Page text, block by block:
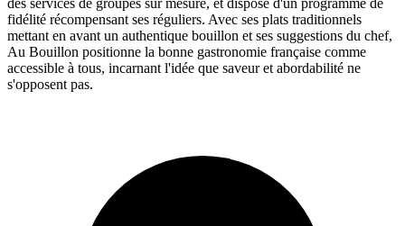
fidélité récompensant ses réguliers. Avec ses plats traditionnels
mettant en avant un authentique bouillon et ses suggestions du chef,
Au Bouillon positionne la bonne gastronomie française comme
accessible à tous, incarnant l'idée que saveur et abordabilité ne
s'opposent pas.